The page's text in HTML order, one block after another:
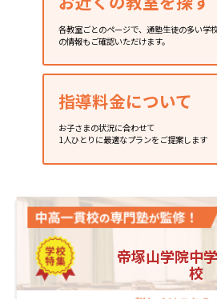
各教室ごとのページで、通塾生徒の多い学
の情報もご確認いただけます。
指導料金について
お子さまの状況に合わせて
1人ひとりに最適なプランをご提案します
帝塚山学院中
校